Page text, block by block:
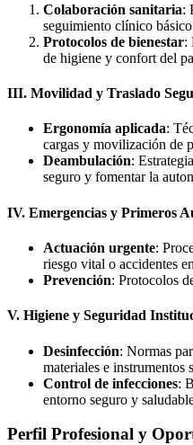
Colaboración sanitaria:
seguimiento clínico
Protocolos de bienestar:
de higiene y confort del
III. Movilidad y Traslado
Ergonomía aplicada:
cargas y movilización de
Deambulación:
seguro y fomentar la
IV. Emergencias y Primeros
Actuación urgente:
riesgo vital o accidentes
Prevención: Protocolos
V. Higiene y Seguridad
Desinfección: Normas
materiales e instrumentos
Control de infecciones:
entorno seguro y
Perfil Profesional y